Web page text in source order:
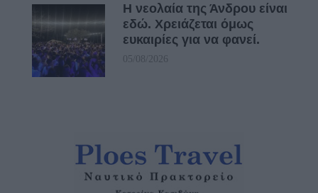
Η νεολαία της Άνδρου είναι
εδώ. Χρειάζεται όμως
ευκαιρίες για να φανεί.
05/08/2026